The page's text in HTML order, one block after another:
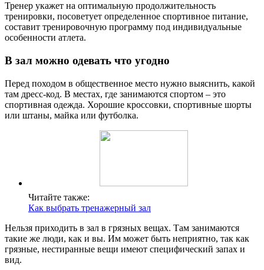
Тренер укажет на оптимальную продолжительность
тренировки, посоветует определенное спортивное питание,
составит тренировочную программу под индивидуальные
особенности атлета.
В зал можно одевать что угодно
Перед походом в общественное место нужно выяснить, какой
там дресс-код. В местах, где занимаются спортом – это
спортивная одежда. Хорошие кроссовки, спортивные шорты
или штаны, майка или футболка.
Читайте также:
Как выбрать тренажерный зал
Нельзя приходить в зал в грязных вещах. Там занимаются
такие же люди, как и вы. Им может быть неприятно, так как
грязные, нестиранные вещи имеют специфический запах и
вид.